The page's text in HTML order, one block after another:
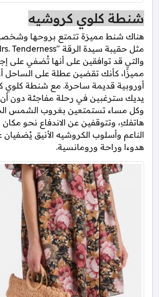
شنطة كلوي كروشيه
هناك شنط مميزة تتمتع بروحها
والتي قد توافقين على أنها تُضفي على
مميزًا، كأنك تقضين عطلة على الساحل
أوروبية قديمة ساحرة. مع شنطة كلوي
يديك سترغبين في رحلة مفاجئة دون أن
وكل مساء تستمتعين بغروب الشمس
هاتفكِ، وتتوقفين عن الاندفاع نحو مكان
الناعم وأسلوب الكروشيه الأنيق يُضفيان
هدوءا وراحة ورومانسية.